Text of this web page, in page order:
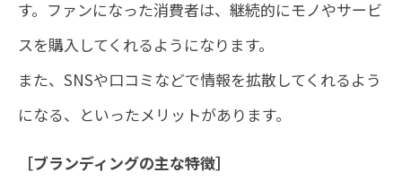
す。ファンになった消費者は、継続的にモノやサービ
スを購入してくれるようになります。
また、SNSや口コミなどで情報を拡散してくれるよう
になる、といったメリットがあります。
［ブランディングの主な特徴］